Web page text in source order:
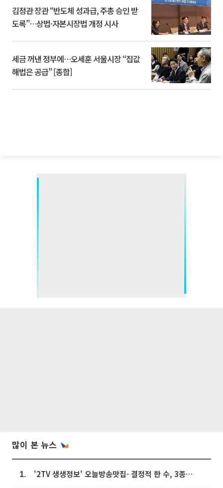
김정관 장관 “반도체 성과급, 주총 승인 받
도록”…상법·자본시장법 개정 시사
세금 꺼낸 정부에…오세훈 서울시장 “집값
해법은 공급” [종합]
많이 본 뉴스
1. '2TV 생생정보' 오늘방송맛집- 결정적 한 수, 3종 메밀면! 메밀 소바 맛집 '의○○○○'